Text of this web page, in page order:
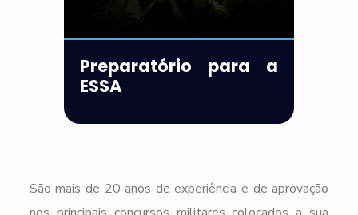
Preparatório para a
ESSA
São mais de 20 anos de experiência e de aprovação